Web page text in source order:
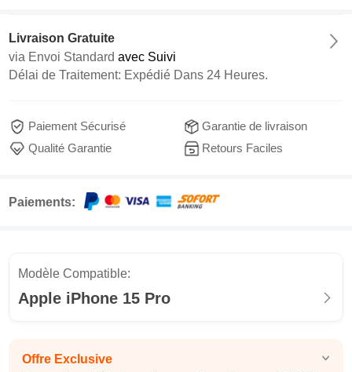
Livraison Gratuite
via Envoi Standard avec Suivi
Délai de Traitement: Expédié Dans 24 Heures.
Paiement Sécurisé
Garantie de livraison
Qualité Garantie
Retours Faciles
Paiements:
Modèle Compatible:
Apple iPhone 15 Pro
Offre Exclusive